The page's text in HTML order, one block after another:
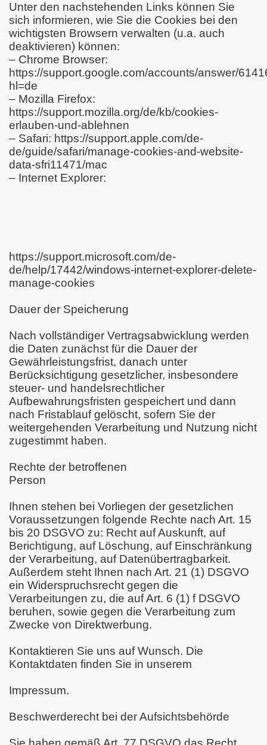
Unter den nachstehenden Links können Sie
sich informieren, wie Sie die Cookies bei den
wichtigsten Browsern verwalten (u.a. auch
deaktivieren) können:
– Chrome Browser:
https://support.google.com/accounts/answer/
hl=de
– Mozilla Firefox:
https://support.mozilla.org/de/kb/cookies-
erlauben-und-ablehnen
– Safari: https://support.apple.com/de-
de/guide/safari/manage-cookies-and-website-
data-sfri11471/mac
– Internet Explorer:
https://support.microsoft.com/de-
de/help/17442/windows-internet-explorer-delete-
manage-cookies
Dauer der Speicherung
Nach vollständiger Vertragsabwicklung werden
die Daten zunächst für die Dauer der
Gewährleistungsfrist, danach unter
Berücksichtigung gesetzlicher, insbesondere
steuer- und handelsrechtlicher
Aufbewahrungsfristen gespeichert und dann
nach Fristablauf gelöscht, sofern Sie der
weitergehenden Verarbeitung und Nutzung nicht
zugestimmt haben.
Rechte der betroffenen
Person
Ihnen stehen bei Vorliegen der gesetzlichen
Voraussetzungen folgende Rechte nach Art. 15
bis 20 DSGVO zu: Recht auf Auskunft, auf
Berichtigung, auf Löschung, auf Einschränkung
der Verarbeitung, auf Datenübertragbarkeit.
Außerdem steht Ihnen nach Art. 21 (1) DSGVO
ein Widerspruchsrecht gegen die
Verarbeitungen zu, die auf Art. 6 (1) f DSGVO
beruhen, sowie gegen die Verarbeitung zum
Zwecke von Direktwerbung.
Kontaktieren Sie uns auf Wunsch. Die
Kontaktdaten finden Sie in unserem
Impressum.
Beschwerderecht bei der Aufsichtsbehörde